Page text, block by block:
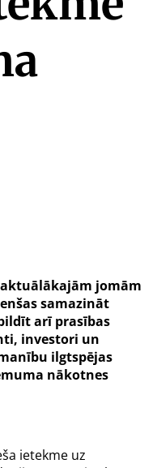
jomām
samazināt
arī prasības
investori un
ilgtspējas
nākotnes
ietekme uz